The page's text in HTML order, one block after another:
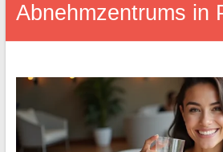
Abnehmzentrums in